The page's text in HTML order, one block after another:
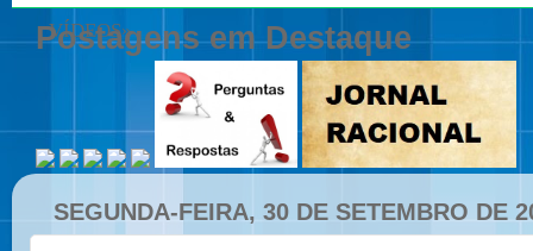
VÍDEOS»
Postagens em Destaque
SEGUNDA-FEIRA, 30 DE SETEMBRO DE